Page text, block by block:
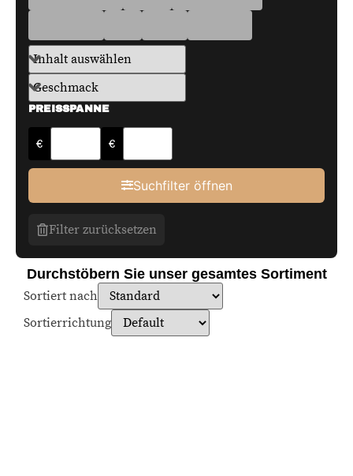
PREISSPANNE
€ €
Suchfilter öffnen
Filter zurücksetzen
Durchstöbern Sie unser gesamtes Sortiment
Sortiert nach
Sortierrichtung